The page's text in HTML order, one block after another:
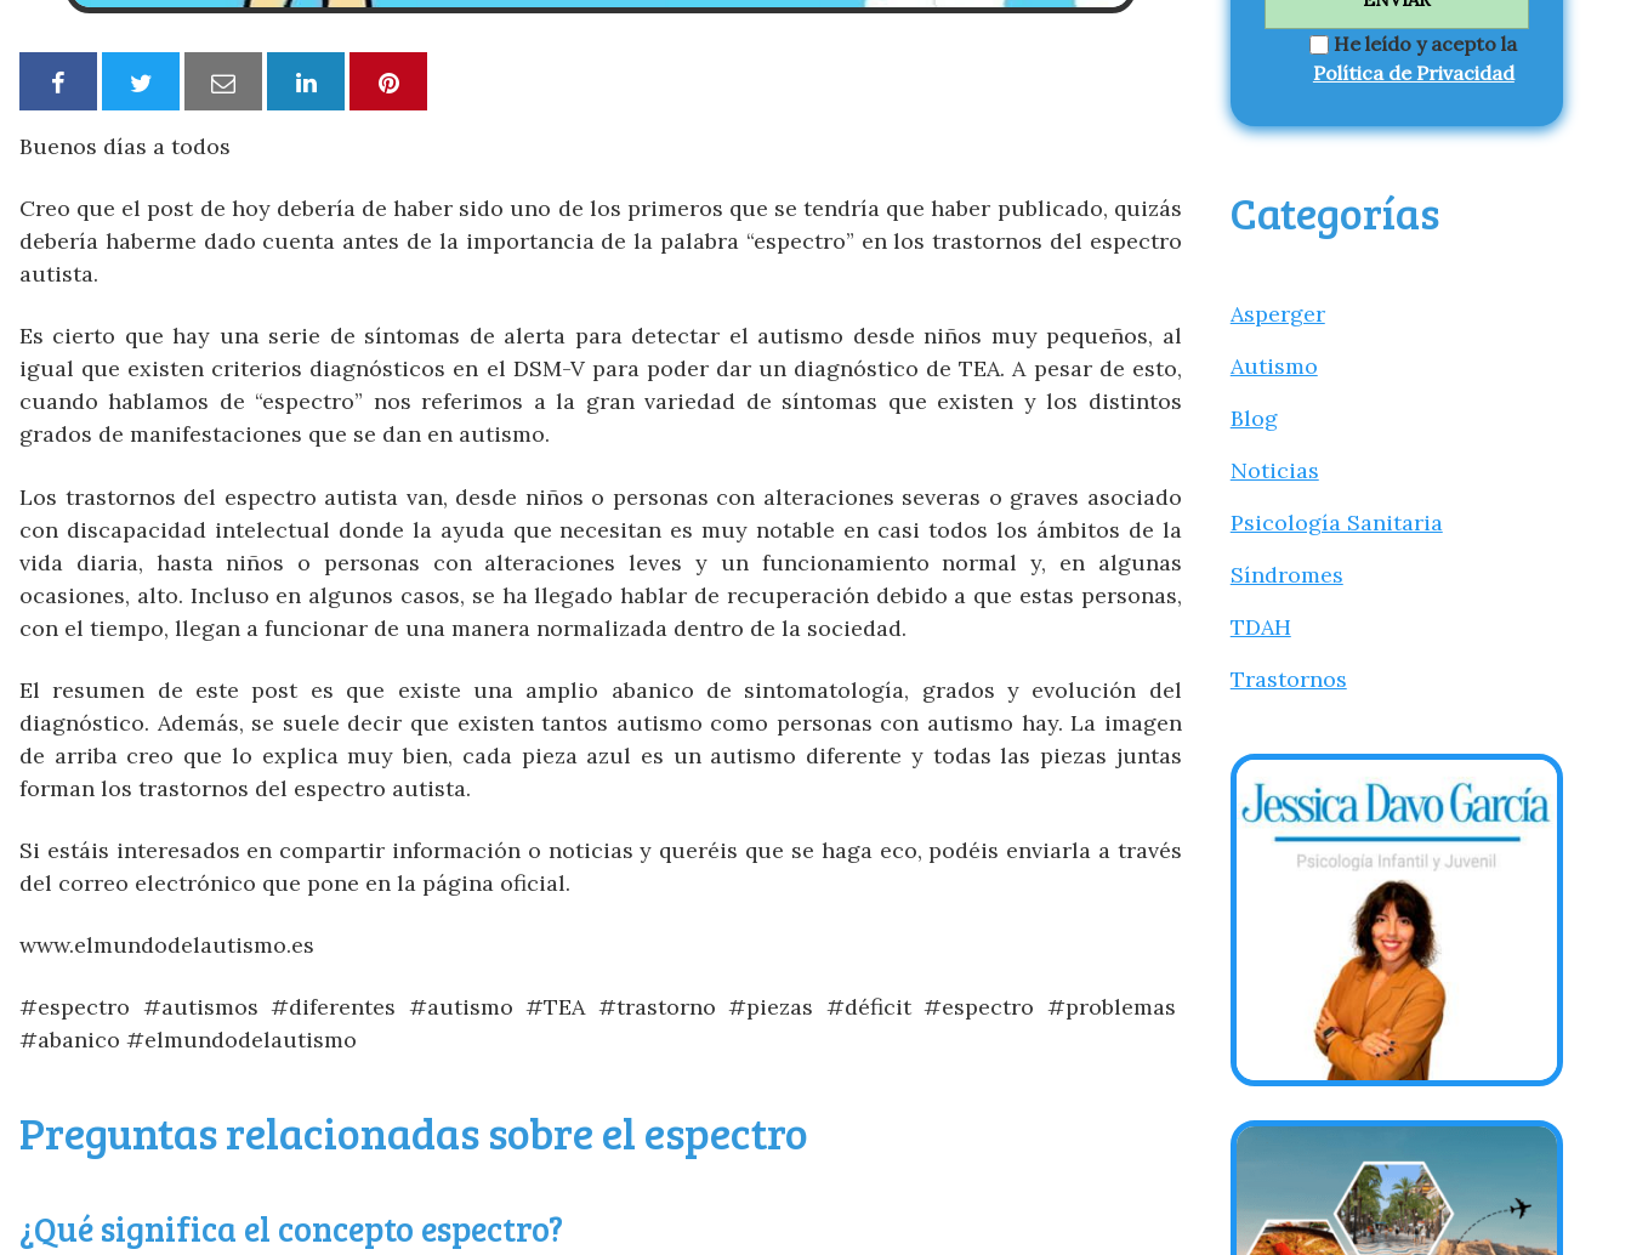
Buenos días a todos
Creo que el post de hoy debería de haber sido uno de los primeros que se tendría que haber publicado, quizás
debería haberme dado cuenta antes de la importancia de la palabra “espectro” en los trastornos del espectro
autista.
Es cierto que hay una serie de síntomas de alerta para detectar el autismo desde niños muy pequeños, al
igual que existen criterios diagnósticos en el DSM-V para poder dar un diagnóstico de TEA. A pesar de esto,
cuando hablamos de “espectro” nos referimos a la gran variedad de síntomas que existen y los distintos
grados de manifestaciones que se dan en autismo.
Los trastornos del espectro autista van, desde niños o personas con alteraciones severas o graves asociado
con discapacidad intelectual donde la ayuda que necesitan es muy notable en casi todos los ámbitos de la
vida diaria, hasta niños o personas con alteraciones leves y un funcionamiento normal y, en algunas
ocasiones, alto. Incluso en algunos casos, se ha llegado hablar de recuperación debido a que estas personas,
con el tiempo, llegan a funcionar de una manera normalizada dentro de la sociedad.
El resumen de este post es que existe una amplio abanico de sintomatología, grados y evolución del
diagnóstico. Además, se suele decir que existen tantos autismo como personas con autismo hay. La imagen
de arriba creo que lo explica muy bien, cada pieza azul es un autismo diferente y todas las piezas juntas
forman los trastornos del espectro autista.
Si estáis interesados en compartir información o noticias y queréis que se haga eco, podéis enviarla a través
del correo electrónico que pone en la página oficial.
www.elmundodelautismo.es
#espectro #autismos #diferentes #autismo #TEA #trastorno #piezas #déficit #espectro #problemas
#abanico #elmundodelautismo
Preguntas relacionadas sobre el espectro
¿Qué significa el concepto espectro?
He leído y acepto la
Política de Privacidad
Categorías
Asperger
Autismo
Blog
Noticias
Psicología Sanitaria
Síndromes
TDAH
Trastornos